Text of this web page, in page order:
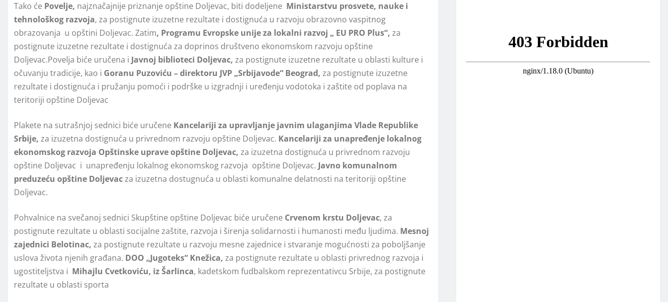
Tako će Povelje, najznačajnije priznanje opštine Doljevac, biti dodeljene Ministarstvu prosvete, nauke i
tehnološkog razvoja, za postignute izuzetne rezultate i dostignuća u razvoju obrazovno vaspitnog
obrazovanja u opštini Dolјevac. Zatim, Programu Evropske unije za lokalni razvoj „ EU PRO Plus“, za
postignute izuzetne rezultate i dostignuća za doprinos društveno ekonomskom razvoju opštine
Dolјevac.Povelja biće uručena i Javnoj biblioteci Dolјevac, za postignute izuzetne rezultate u oblasti kulture i
očuvanju tradicije, kao i Goranu Puzoviću – direktoru JVP „Srbijavode“ Beograd, za postignute izuzetne
rezultate i dostignuća i pružanju pomoći i podrške u izgradnji i uređenju vodotoka i zaštite od poplava na
teritoriji opštine Dolјevac
Plakete na sutrašnjoj sednici biće uručene Kancelariji za upravlјanje javnim ulaganjima Vlade Republike
Srbije, za izuzetna dostignuća u privrednom razvoju opštine Dolјevac. Kancelariji za unapređenje lokalnog
ekonomskog razvoja Opštinske uprave opštine Dolјevac, za izuzetna dostignuća u privrednom razvoju
opštine Dolјevac i unapređenju lokalnog ekonomskog razvoja opštine Dolјevac. Javno komunalnom
preduzeću opštine Dolјevacza izuzetna dostugnuća u oblasti komunalne delatnosti na teritoriji opštine
Dolјevac.
Pohvalnice na svečanoj sednici Skupštine opštine Doljevac biće uručene Crvenom krstu Dolјevac, za
postignute rezultate u oblasti socijalne zaštite, razvoja i širenja solidarnosti i humanosti među lјudima. Mesnoj
zajednici Belotinac, za postignute rezultate u razvoju mesne zajednice i stvaranje mogućnosti za pobolјšanje
uslova života njenih građana. DOO „Jugoteks“ Knežica, za postignute rezultate u oblasti privrednog razvoja i
ugostitelјstva i Mihajlu Cvetkoviću, iz Šarlinca, kadetskom fudbalskom reprezentativcu Srbije, za postignute
rezultate u oblasti sporta